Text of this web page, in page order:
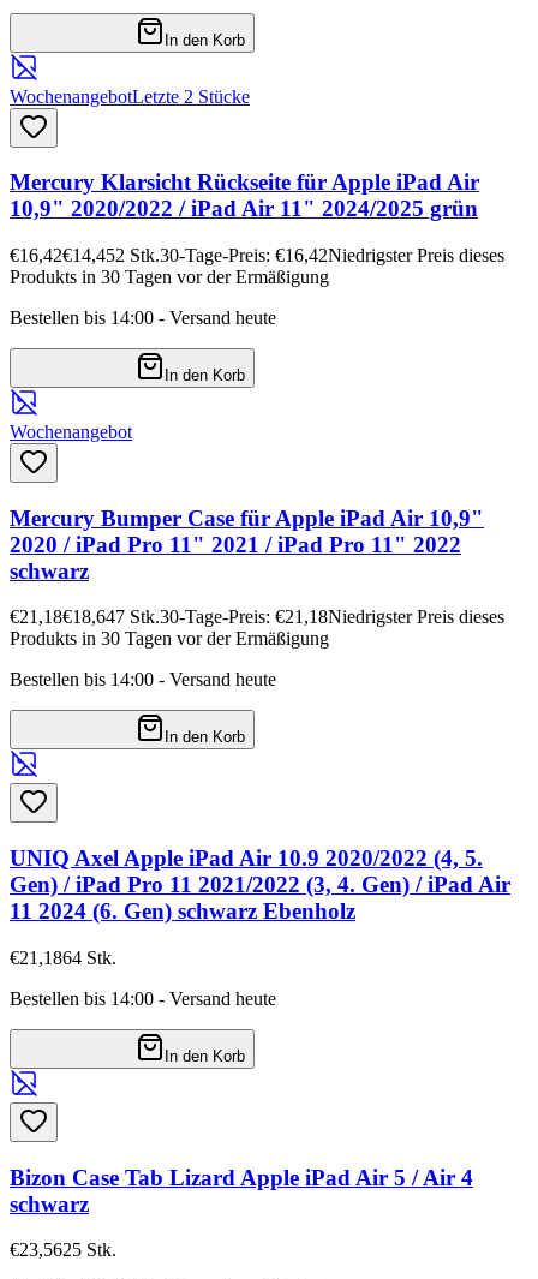
In den Korb
WochenangebotLetzte 2 Stücke
Mercury Klarsicht Rückseite für Apple iPad Air
10,9" 2020/2022 / iPad Air 11" 2024/2025 grün
€16,42€14,452 Stk.30-Tage-Preis: €16,42Niedrigster Preis dieses
Produkts in 30 Tagen vor der Ermäßigung
Bestellen bis 14:00 - Versand heute
In den Korb
Wochenangebot
Mercury Bumper Case für Apple iPad Air 10,9"
2020 / iPad Pro 11" 2021 / iPad Pro 11" 2022
schwarz
€21,18€18,647 Stk.30-Tage-Preis: €21,18Niedrigster Preis dieses
Produkts in 30 Tagen vor der Ermäßigung
Bestellen bis 14:00 - Versand heute
In den Korb
UNIQ Axel Apple iPad Air 10.9 2020/2022 (4, 5.
Gen) / iPad Pro 11 2021/2022 (3, 4. Gen) / iPad Air
11 2024 (6. Gen) schwarz Ebenholz
€21,1864 Stk.
Bestellen bis 14:00 - Versand heute
In den Korb
Bizon Case Tab Lizard Apple iPad Air 5 / Air 4
schwarz
€23,5625 Stk.